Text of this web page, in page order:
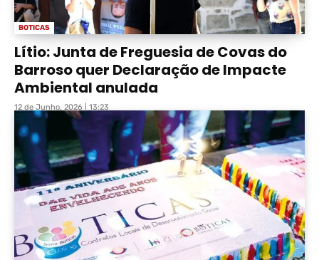
BOTICAS
Lítio: Junta de Freguesia de Covas do
Barroso quer Declaração de Impacte
Ambiental anulada
12 de Junho, 2026 | 13:23